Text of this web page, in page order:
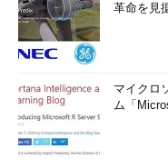
革命を見
マイクロ
ム「